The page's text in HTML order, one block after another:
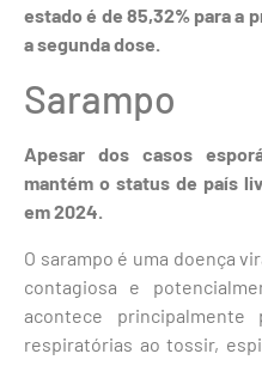
estado é de 85,32% para a
a segunda dose.
Sarampo
Apesar dos casos
mantém o status de país
em 2024.
O sarampo é uma doença
contagiosa e
acontece
respiratórias ao tossir,